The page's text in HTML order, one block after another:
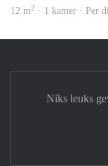
12 m2 · 1 kamer · Per
Niks leuks